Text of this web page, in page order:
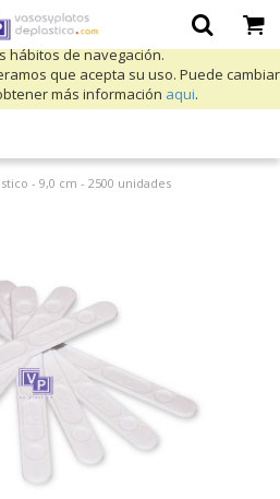
terceros para mejorar nuestros servicios
con sus preferencias mediante el
hábitos de navegación.
que acepta su uso. Puede cambiar
más información aqui.
- 9,0 cm - 2500 unidades